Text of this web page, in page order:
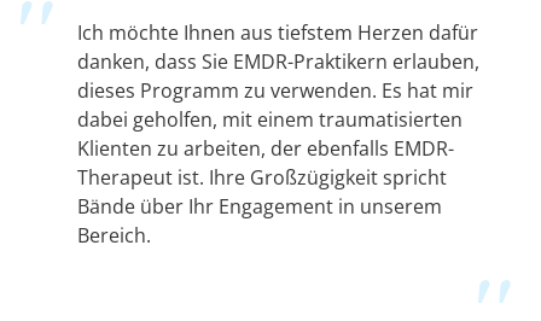
Ich möchte Ihnen aus tiefstem Herzen dafür
danken, dass Sie EMDR-Praktikern erlauben,
dieses Programm zu verwenden. Es hat mir
dabei geholfen, mit einem traumatisierten
Klienten zu arbeiten, der ebenfalls EMDR-
Therapeut ist. Ihre Großzügigkeit spricht
Bände über Ihr Engagement in unserem
Bereich.